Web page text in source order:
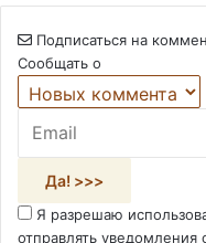
Подписаться на
Сообщать о
Я разрешаю
отправлять